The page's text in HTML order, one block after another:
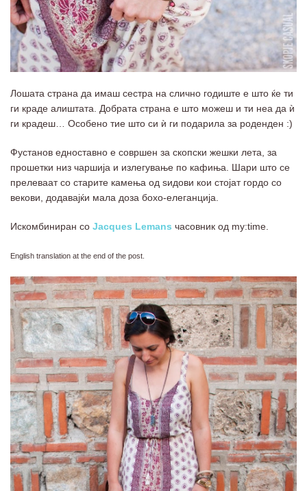
Лошата страна да имаш сестра на слично годиште е што ќе ти
ги краде алиштата. Добрата страна е што можеш и ти неа да ѝ
ги крадеш… Особено тие што си ѝ ги подарила за роденден :)
Фустанов едноставно е совршен за скопски жешки лета, за
прошетки низ чаршија и излегување по кафиња. Шари што се
прелеваат со старите камења од ѕидови кои стојат гордо со
векови, додавајќи мала доза бохо-елеганција.
Искомбиниран со Jacques Lemans часовник од my:time.
English translation at the end of the post.